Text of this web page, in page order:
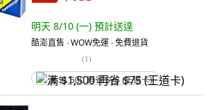
明天 8/10 (一) 預計送達
酷澎直售 ∙ WOW免運 ∙ 免費退貨
(1)
满 $1,500 再省 $75 (王道卡)